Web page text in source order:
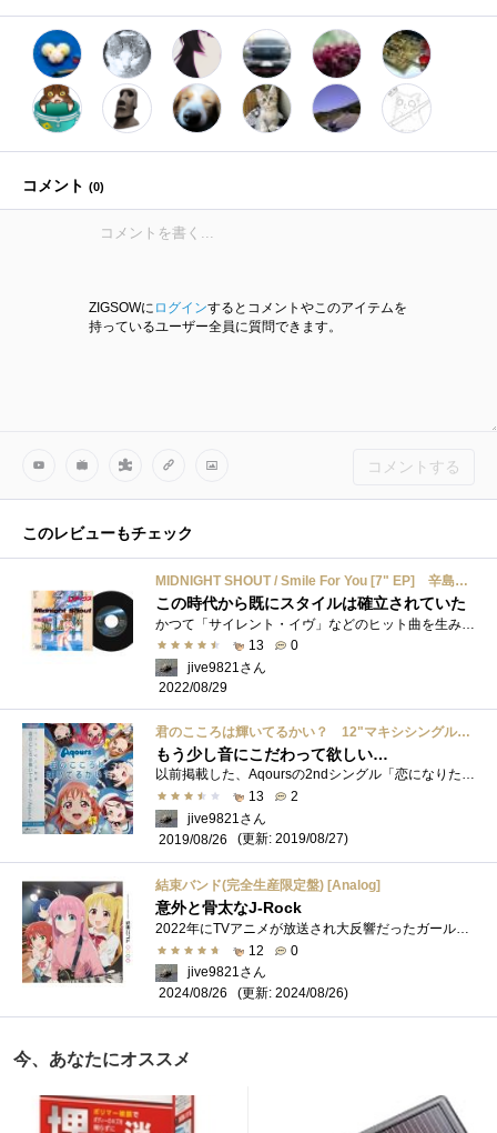
コメント (0)
ZIGSOWに ログインするとコメントやこのアイテムを
持っているユーザー全員に質問できます。
コメントする
このレビューもチェック
MIDNIGHT SHOUT / Smile For You [7" EP] 辛島美登里
この時代から既にスタイルは確立されていた
13
0
jive9821さん
2022/08/29
君のこころは輝いてるかい？ 12"マキシシングルレコード
もう少し音にこだわって欲しい…
以前掲載した、Aqoursの2ndシングル「恋になりたいAQUARIUM」のレコードと同時に購入していた品です。何となく紹介を忘れてしまっていましたので、...
13
2
jive9821さん
2019/08/26
(更新: 2019/08/27)
結束バンド(完全生産限定盤) [Analog]
意外と骨太なJ-Rock
2022年にTVアニメが放送され大反響だったガールズバンドを題材とする「ぼっち・ざ・ろっく」。劇中バンド「結束バンド」のフルアルバム「結束�...
12
0
jive9821さん
2024/08/26
(更新: 2024/08/26)
今、あなたにオススメ